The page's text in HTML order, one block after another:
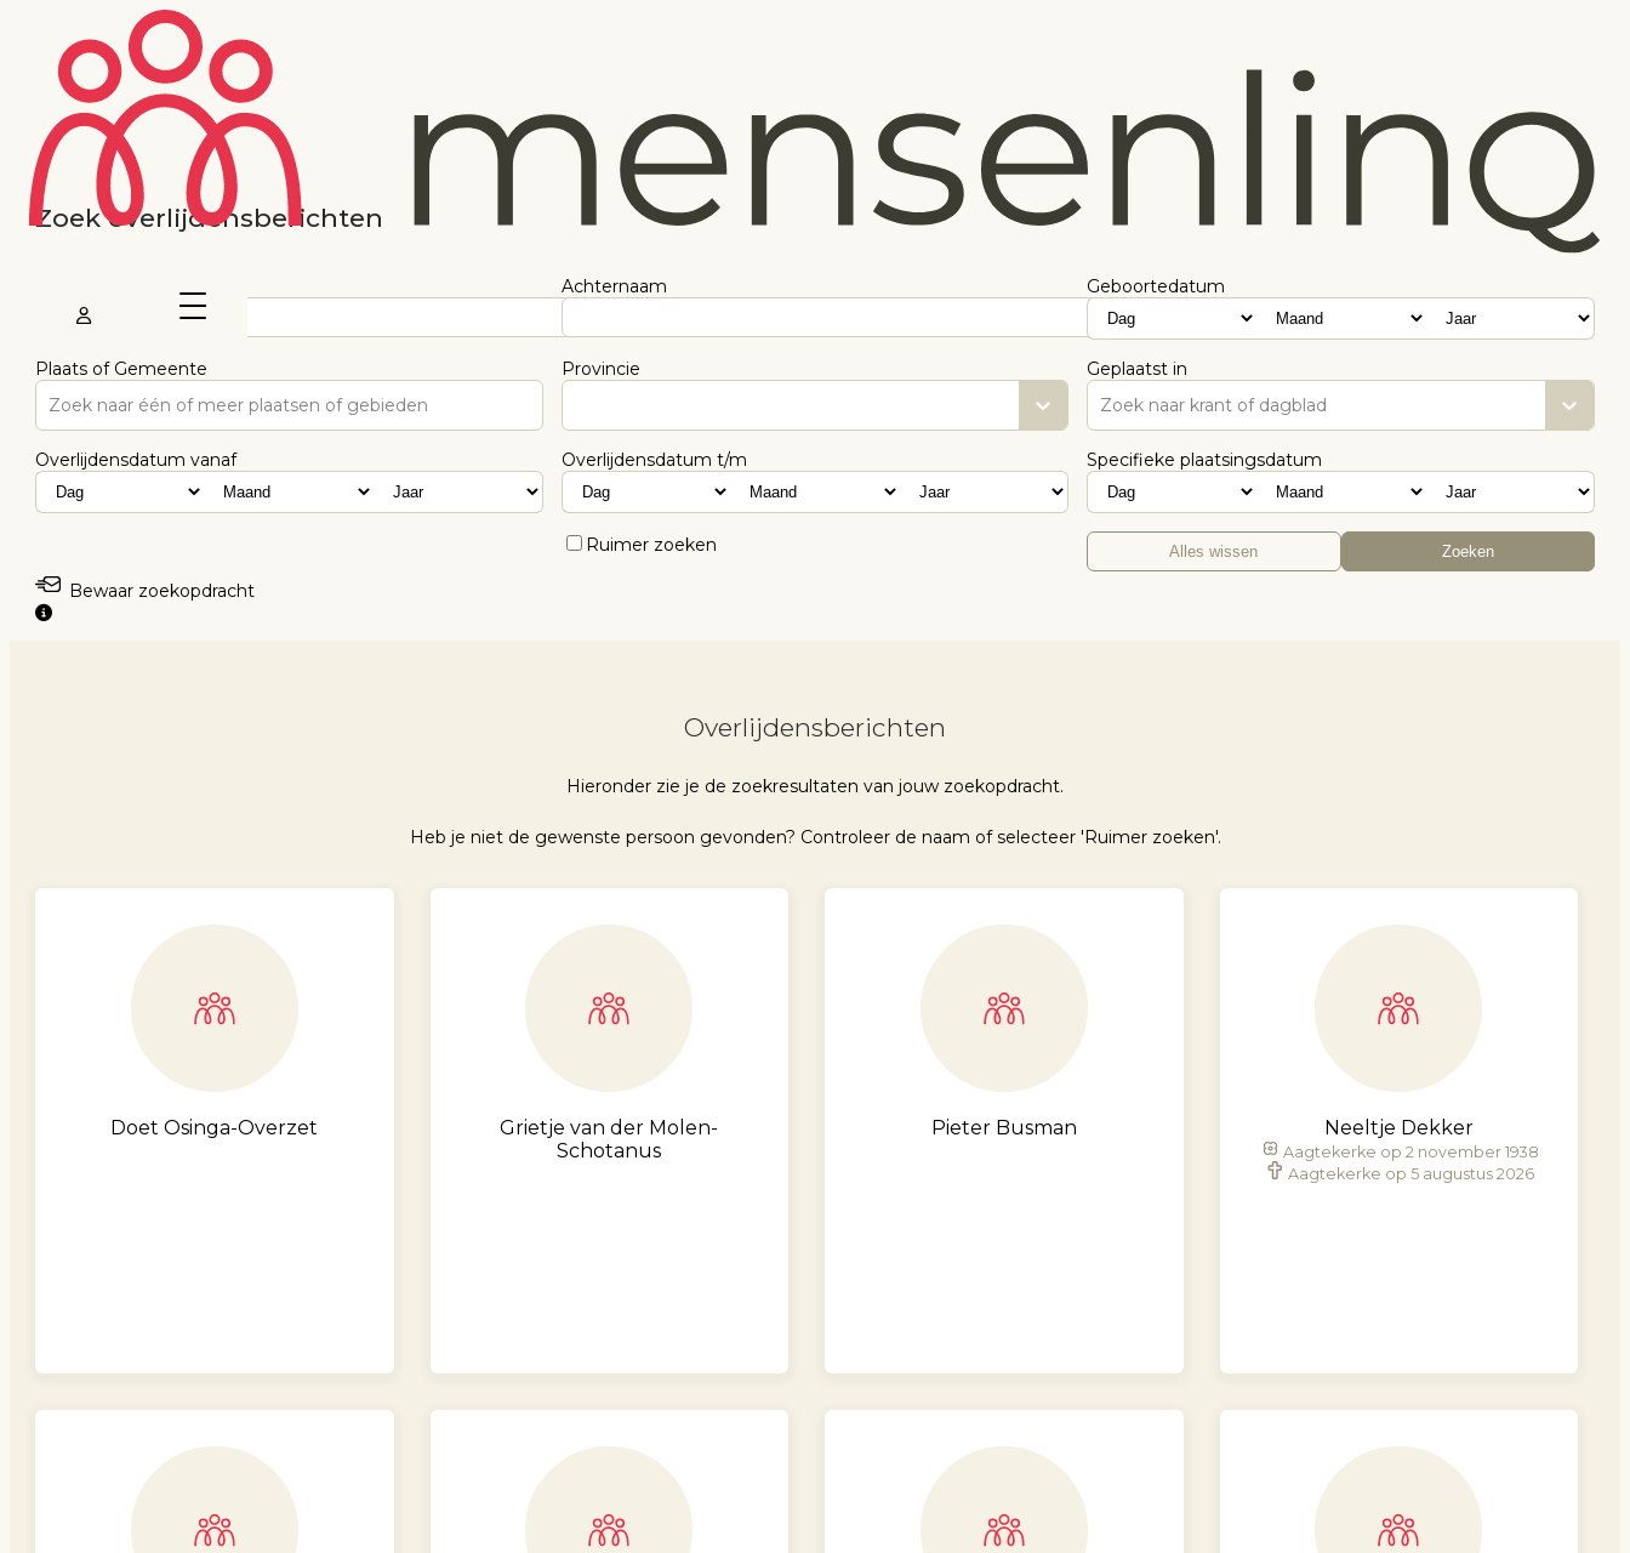
Zoek overlijdensberichten
Achternaam
Geplaatst in
Zoek naar krant of dagblad
Plaats of Gemeente
Zoek naar één of meer plaatsen of gebieden
Provincie
Geboortedatum
Specifieke plaatsingsdatum
Overlijdensdatum vanaf Overlijdensdatum t/m
Ruimer zoeken Alles wissen Zoeken
Bewaar zoekopdracht
Overlijdensberichten
Hieronder zie je de zoekresultaten van jouw zoekopdracht.
Heb je niet de gewenste persoon gevonden? Controleer de naam of selecteer 'Ruimer zoeken'.
Doet Osinga-Overzet
Grietje van der Molen-
Schotanus
Pieter Busman Neeltje Dekker
Aagtekerke op 2 november 1938
Aagtekerke op 5 augustus 2026